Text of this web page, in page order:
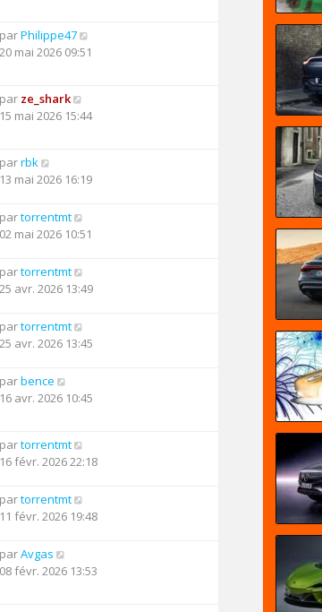
parPhilippe47
20 mai 2026 09:51
par ze_shark
15 mai 2026 15:44
parrbk
13 mai 2026 16:19
partorrentmt
02 mai 2026 10:51
partorrentmt
25 avr. 2026 13:49
partorrentmt
25 avr. 2026 13:45
parbence
16 avr. 2026 10:45
partorrentmt
16 févr. 2026 22:18
partorrentmt
11 févr. 2026 19:48
parAvgas
08 févr. 2026 13:53